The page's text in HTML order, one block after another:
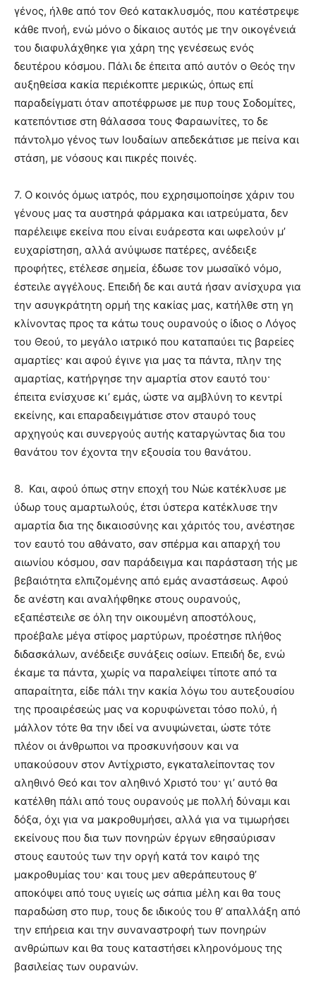
γένος, ήλθε από τον Θεό κατακλυσμός, που κατέστρεψε
κάθε πνοή, ενώ μόνο ο δίκαιος αυτός με την οικογένειά
του διαφυλάχθηκε για χάρη της γενέσεως ενός
δευτέρου κόσμου. Πάλι δε έπειτα από αυτόν ο Θεός την
αυξηθείσα κακία περιέκοπτε μερικώς, όπως επί
παραδείγματι όταν αποτέφρωσε με πυρ τους Σοδομίτες,
κατεπόντισε στη θάλασσα τους Φαραωνίτες, το δε
πάντολμο γένος των Ιουδαίων απεδεκάτισε με πείνα και
στάση, με νόσους και πικρές ποινές.
7. Ο κοινός όμως ιατρός, που εχρησιμοποίησε χάριν του
γένους μας τα αυστηρά φάρμακα και ιατρεύματα, δεν
παρέλειψε εκείνα που είναι ευάρεστα και ωφελούν μ’
ευχαρίστηση, αλλά ανύψωσε πατέρες, ανέδειξε
προφήτες, ετέλεσε σημεία, έδωσε τον μωσαϊκό νόμο,
έστειλε αγγέλους. Επειδή δε και αυτά ήσαν ανίσχυρα για
την ασυγκράτητη ορμή της κακίας μας, κατήλθε στη γη
κλίνοντας προς τα κάτω τους ουρανούς ο ίδιος ο Λόγος
του Θεού, το μεγάλο ιατρικό που καταπαύει τις βαρείες
αμαρτίες· και αφού έγινε για μας τα πάντα, πλην της
αμαρτίας, κατήργησε την αμαρτία στον εαυτό του·
έπειτα ενίσχυσε κι’ εμάς, ώστε να αμβλύνη το κεντρί
εκείνης, και επαραδειγμάτισε στον σταυρό τους
αρχηγούς και συνεργούς αυτής καταργώντας δια του
θανάτου τον έχοντα την εξουσία του θανάτου.
8. Και, αφού όπως στην εποχή του Νώε κατέκλυσε με
ύδωρ τους αμαρτωλούς, έτσι ύστερα κατέκλυσε την
αμαρτία δια της δικαιοσύνης και χάριτός του, ανέστησε
τον εαυτό του αθάνατο, σαν σπέρμα και απαρχή του
αιωνίου κόσμου, σαν παράδειγμα και παράσταση τής με
βεβαιότητα ελπιζομένης από εμάς αναστάσεως. Αφού
δε ανέστη και αναλήφθηκε στους ουρανούς,
εξαπέστειλε σε όλη την οικουμένη αποστόλους,
προέβαλε μέγα στίφος μαρτύρων, προέστησε πλήθος
διδασκάλων, ανέδειξε συνάξεις οσίων. Επειδή δε, ενώ
έκαμε τα πάντα, χωρίς να παραλείψει τίποτε από τα
απαραίτητα, είδε πάλι την κακία λόγω του αυτεξουσίου
της προαιρέσεώς μας να κορυφώνεται τόσο πολύ, ή
μάλλον τότε θα την ιδεί να ανυψώνεται, ώστε τότε
πλέον οι άνθρωποι να προσκυνήσουν και να
υπακούσουν στον Αντίχριστο, εγκαταλείποντας τον
αληθινό Θεό και τον αληθινό Χριστό του· γι’ αυτό θα
κατέλθη πάλι από τους ουρανούς με πολλή δύναμι και
δόξα, όχι για να μακροθυμήσει, αλλά για να τιμωρήσει
εκείνους που δια των πονηρών έργων εθησαύρισαν
στους εαυτούς των την οργή κατά τον καιρό της
μακροθυμίας του· και τους μεν αθεράπευτους θ’
αποκόψει από τους υγιείς ως σάπια μέλη και θα τους
παραδώση στο πυρ, τους δε ιδικούς του θ’ απαλλάξη από
την επήρεια και την συναναστροφή των πονηρών
ανθρώπων και θα τους καταστήσει κληρονόμους της
βασιλείας των ουρανών.